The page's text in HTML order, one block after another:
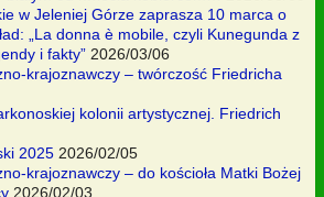
w Jeleniej Górze zaprasza 10 marca o
„La donna è mobile, czyli Kunegunda z
i fakty” 2026/03/06
krajoznawczy – twórczość Friedricha
kolonii artystycznej. Friedrich
2025 2026/02/05
krajoznawczy – do kościoła Matki Bożej
2026/02/03